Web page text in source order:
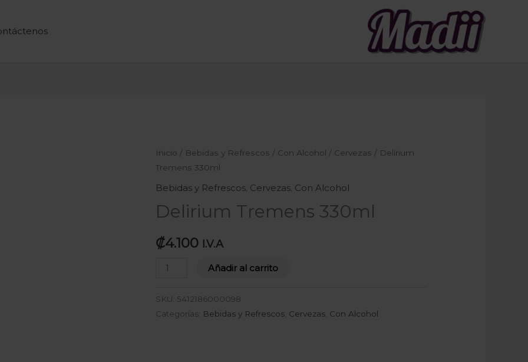
Inicio / Bebidas y Refrescos / Con Alcohol / Cervezas / Delirium
Tremens 330ml
Bebidas y Refrescos, Cervezas, Con Alcohol
Delirium Tremens 330ml
₡4.100 I.V.A
Delirium
Tremens
330ml
Añadir al carrito
SKU: 5412186000098
Categorías: Bebidas y Refrescos Cervezas Con Alcohol